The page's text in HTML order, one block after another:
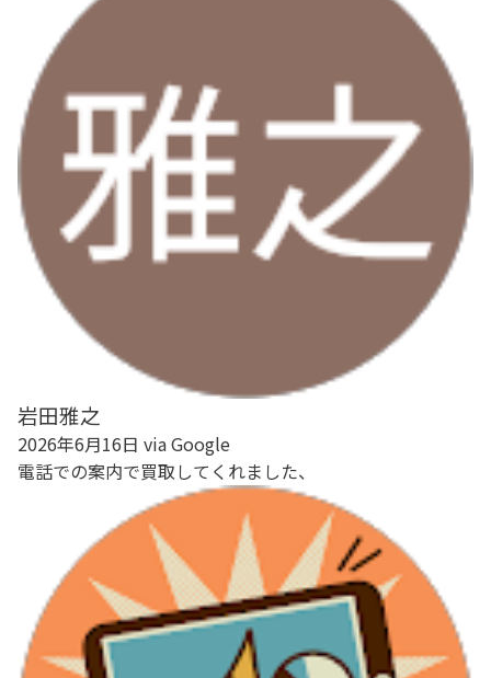
岩田雅之
2026年6月16日 via Google
電話での案内で買取してくれました、